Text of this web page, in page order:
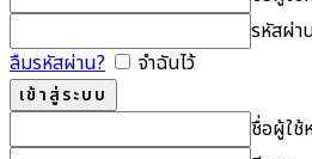
รหัสผ่า
ลืมรหัสผ่าน?
จำฉันไว้
ชื่อผู้ใช้